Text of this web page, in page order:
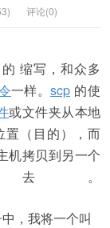
评论(0)
缩写，和众多
一样。 scp 的使
或文件夹从本地
置（目的），而
机拷贝到另一个
。
，我将一个叫